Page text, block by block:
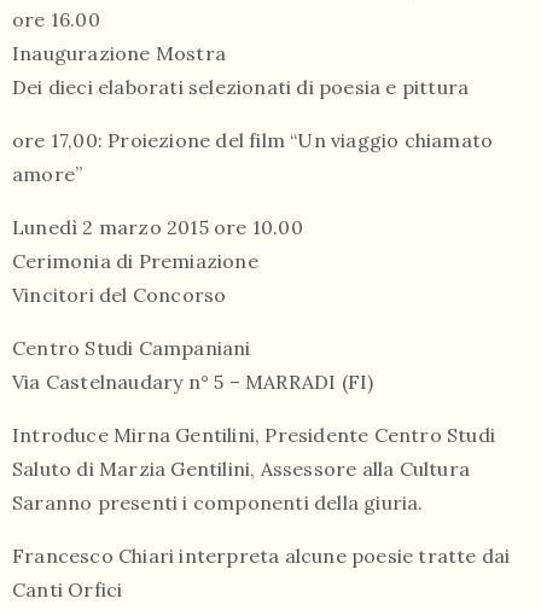
ore 16.00
Inaugurazione Mostra
Dei dieci elaborati selezionati di poesia e pittura
ore 17,00: Proiezione del film “Un viaggio chiamato
amore”
Lunedì 2 marzo 2015 ore 10.00
Cerimonia di Premiazione
Vincitori del Concorso
Centro Studi Campaniani
Via Castelnaudary n° 5 – MARRADI (FI)
Introduce Mirna Gentilini, Presidente Centro Studi
Saluto di Marzia Gentilini, Assessore alla Cultura
Saranno presenti i componenti della giuria.
Francesco Chiari interpreta alcune poesie tratte dai
Canti Orfici